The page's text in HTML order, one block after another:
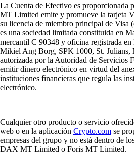
La Cuenta de Efectivo es
MT Limited emite y promueve la tarjeta
su licencia de miembro principal de
es una sociedad limitada constituida en
mercantil C 90348 y oficina registrada
Mikiel Ang Borg, SPK 1000, St. Julians,
autorizada por la Autoridad de Servicios
emitir dinero electrónico en virtud del
instituciones financieras que regula las
electrónico.
Cualquier otro producto o servicio
web o en la aplicación Crypto.com se
empresas del grupo y no está dentro de
DAX MT Limited o Foris MT Limited.